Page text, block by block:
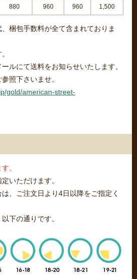
880 960 960 1,500
梱包手数料が全て含まれておりま
ルにて送料をお知らせいたします。
照下さいませ。
gold/american-street-
。
いただけます。
、ご注文日より4日以降をご指定く
下の通りです。